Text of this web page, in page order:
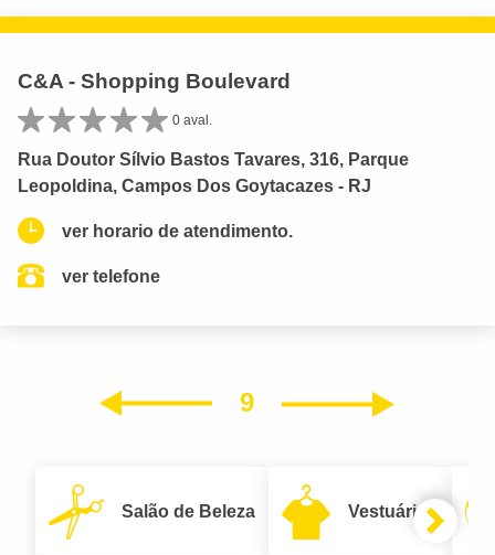
C&A - Shopping Boulevard
0 aval.
Rua Doutor Sílvio Bastos Tavares, 316, Parque
Leopoldina, Campos Dos Goytacazes - RJ
ver horario de atendimento.
ver telefone
9
Salão de Beleza Vestuário